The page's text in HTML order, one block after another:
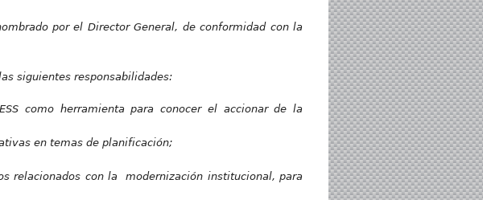
por el Director General, de conformidad con la
siguientes responsabilidades:
como herramienta para conocer el accionar de la
en temas de planificación;
relacionados con la modernización institucional, para